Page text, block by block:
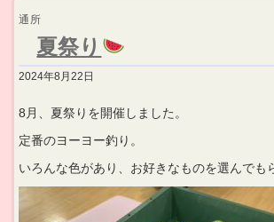
通所
夏祭り
2024年8月22日
8月、夏祭りを開催しました。
定番のヨーヨー釣り。
いろんな色があり、お好きなものを選んでも